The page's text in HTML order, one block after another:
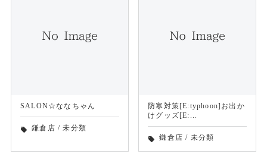
SALON☆ななちゃん
local_offer 鎌倉店 /未分類
防寒対策[E:typhoon]お出か
けグッズ[E:...
local_offer 鎌倉店 / 未分類